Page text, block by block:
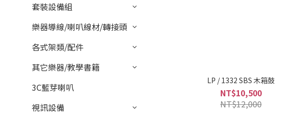
套裝設備組
樂器導線/喇叭線材/轉接頭
各式架類/配件
其它樂器/教學書籍
3C藍芽喇叭
視訊設備
LP / 1332 SBS 木箱鼓
NT$10,500
NT$12,000